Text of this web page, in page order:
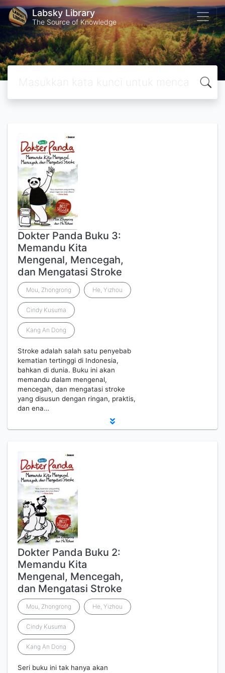
Labsky Library
The Source of Knowledge
Dokter Panda Buku 3:
Memandu Kita
Mengenal, Mencegah,
dan Mengatasi Stroke
Mou, Zhongrong He, Yizhou
Cindy Kusuma
Kang An Dong
Stroke adalah salah satu penyebab
kematian tertinggi di Indonesia,
bahkan di dunia. Buku ini akan
memandu dalam mengenal,
mencegah, dan mengatasi stroke
yang disusun dengan ringan, praktis,
dan ena…
Dokter Panda Buku 2:
Memandu Kita
Mengenal, Mencegah,
dan Mengatasi Stroke
Mou, Zhongrong He, Yizhou
Cindy Kusuma
Kang An Dong
Seri buku ini tak hanya akan